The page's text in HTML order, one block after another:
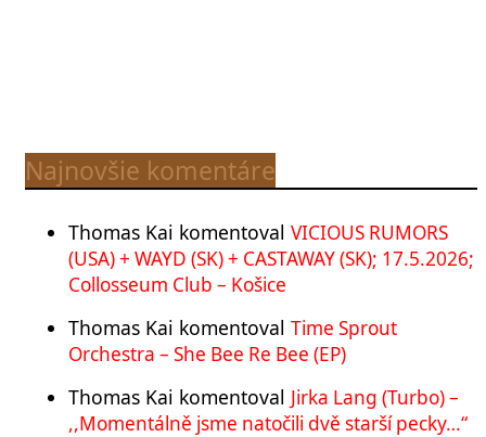
Najnovšie komentáre
Thomas Kai komentoval VICIOUS RUMORS
(USA) + WAYD (SK) + CASTAWAY (SK); 17.5.2026;
Collosseum Club – Košice
Thomas Kai komentoval Time Sprout
Orchestra – She Bee Re Bee (EP)
Thomas Kai komentoval Jirka Lang (Turbo) –
,,Momentálně jsme natočili dvě starší pecky…“